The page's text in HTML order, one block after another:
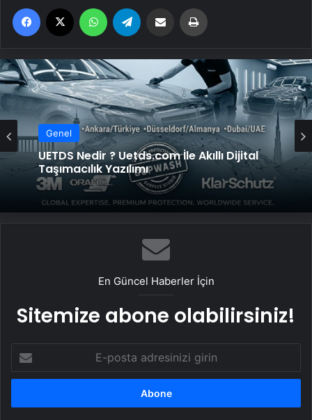
Facebook WhatsApp Email'den paylaş
Genel
UETDS Nedir ? Uetds.com İle Akıllı Dijital
Taşımacılık Yazılımı
Genel
Vira Assistance’tan Türkiye Genelinde
Güvenli Araç Taşıma ve Yol Yardım Atağı
En Güncel Haberler İçin
Sitemize abone olabilirsiniz!
posta
adresinizi